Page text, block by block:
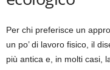
Per chi preferisce un
un po’ di lavoro fisico, il
più antica e, in molti casi,